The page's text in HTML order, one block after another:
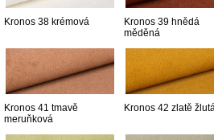
Kronos 38 krémová
Kronos 39 hnědá
měděná
Kronos 41 tmavě
meruňková
Kronos 42 zlatě žlutá